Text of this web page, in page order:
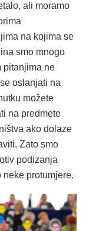
ali moramo
na kojima se
smo mnogo
pitanjima ne
oslanjati na
možete
na predmete
ako dolaze
Zato smo
podizanja
protumjere.